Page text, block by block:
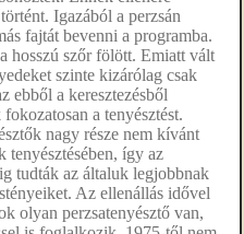
Igazából a perzsán
fajtát bevenni a programba.
hosszú szőr fölött. Emiatt vált
szinte kizárólag csak
ebből a keresztezésből
a tenyésztést.
nagy része nem kívánt
tenyésztésében, így az
tudták az általuk legjobbnak
Az ellenállás idővel
olyan perzsatenyésztő van,